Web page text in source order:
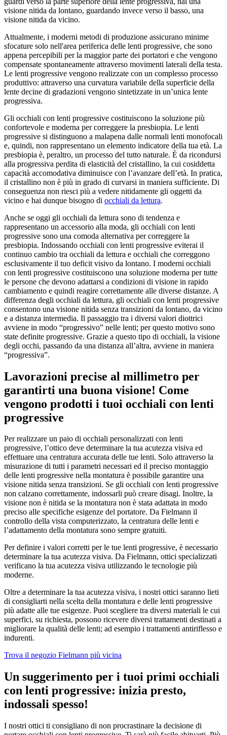
visione nitida da lontano, guardando invece verso il basso, una
visione nitida da vicino.
Attualmente, i moderni metodi di produzione assicurano minime
sfocature solo nell'area periferica delle lenti progressive, che sono
appena percepibili per la maggior parte dei portatori e che vengono
compensate spontaneamente attraverso movimenti laterali della testa.
Le lenti progressive vengono realizzate con un complesso processo
produttivo: attraverso una curvatura variabile della superficie della
lente decine di gradazioni vengono sintetizzate in un’unica lente
progressiva.
Gli occhiali con lenti progressive costituiscono la soluzione più
confortevole e moderna per correggere la presbiopia. Le lenti
progressive si distinguono a malapena dalle normali lenti monofocali
e, quindi, non rappresentano un elemento indicatore della tua età. La
presbiopia è, peraltro, un processo del tutto naturale. È da ricondursi
alla progressiva perdita di elasticità del cristallino, la cui cosiddetta
capacità accomodativa diminuisce con l’avanzare dell’età. In pratica,
il cristallino non è più in grado di curvarsi in maniera sufficiente. Di
conseguenza non riesci più a vedere nitidamente gli oggetti da
vicino e hai dunque bisogno di occhiali da lettura.
Anche se oggi gli occhiali da lettura sono di tendenza e
rappresentano un accessorio alla moda, gli occhiali con lenti
progressive sono una comoda alternativa per correggere la
presbiopia. Indossando occhiali con lenti progressive eviterai il
continuo cambio tra occhiali da lettura e occhiali che correggono
esclusivamente il tuo deficit visivo da lontano. I moderni occhiali
con lenti progressive costituiscono una soluzione moderna per tutte
le persone che devono adattarsi a condizioni di visione in rapido
cambiamento e quindi reagire correttamente alle diverse distanze. A
differenza degli occhiali da lettura, gli occhiali con lenti progressive
consentono una visione nitida senza transizioni da lontano, da vicino
e a distanza intermedia. Il passaggio tra i diversi valori diottrici
avviene in modo “progressivoˮ nelle lenti; per questo motivo sono
state definite progressive. Grazie a questo tipo di occhiali, la visione
degli occhi, passando da una distanza all’altra, avviene in maniera
“progressivaˮ.
Lavorazioni precise al millimetro per
garantirti una buona visione! Come
vengono prodotti i tuoi occhiali con lenti
progressive
Per realizzare un paio di occhiali personalizzati con lenti
progressive, l’ottico deve determinare la tua acutezza visiva ed
effettuare una centratura accurata delle tue lenti. Solo attraverso la
misurazione di tutti i parametri necessari ed il preciso montaggio
delle lenti progressive nella montatura è possibile garantire una
visione nitida senza transizioni. Se gli occhiali con lenti progressive
non calzano correttamente, indossarli può creare disagi. Inoltre, la
visione non è nitida se la montatura non è stata adattata in modo
preciso alle specifiche esigenze del portatore. Da Fielmann il
controllo della vista computerizzato, la centratura delle lenti e
l’adattamento della montatura sono sempre gratuiti.
Per definire i valori corretti per le tue lenti progressive, è necessario
determinare la tua acutezza visiva. Da Fielmann, ottici specializzati
verificano la tua acutezza visiva utilizzando le tecnologie più
moderne.
Oltre a determinare la tua acutezza visiva, i nostri ottici saranno lieti
di consigliarti nella scelta della montatura e delle lenti progressive
più adatte alle tue esigenze. Puoi scegliere tra diversi materiali le cui
superfici, su richiesta, possono ricevere diversi trattamenti destinati a
migliorare la qualità delle lenti; ad esempio i trattamenti antiriflesso e
indurenti.
Trova il negozio Fielmann più vicina
Un suggerimento per i tuoi primi occhiali
con lenti progressive: inizia presto,
indossali spesso!
I nostri ottici ti consigliano di non procrastinare la decisione di